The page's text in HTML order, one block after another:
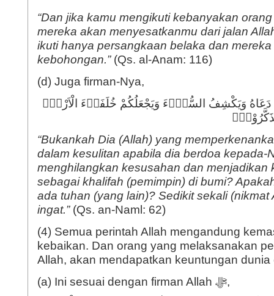
“Dan jika kamu mengikuti kebanyakan
mereka akan menyesatkanmu dari jalan
ikuti hanya persangkaan belaka dan
kebohongan.”(Qs. al-Anam: 116)
(d) Juga firman-Nya,
دَعَاهُ وَيَكْشِفُ السُّوْۤءَ وَيَجْعَلُكُمْ خُلَفَاۤءَ الْاَرْضِۗ
تَذَكَّرُوْنَۗ
“Bukankah Dia (Allah) yang
dalam kesulitan apabila dia berdoa kepada-
menghilangkan kesusahan dan menjadikan
sebagai khalifah (pemimpin) di bumi?
ada tuhan (yang lain)? Sedikit sekali (nikmat
ingat.”(Qs. an-Naml: 62)
(4) Semua perintah Allah mengandung
kebaikan. Dan orang yang melaksanakan
Allah, akan mendapatkan keuntungan dunia
(a) Ini sesuai dengan firman Allah ﷻ,